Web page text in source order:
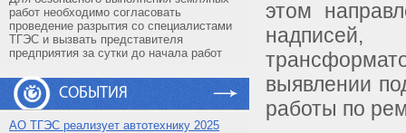
работ необходимо согласовать
проведение разрытия со специалистами
ТГЭС и вызвать представителя
предприятия за сутки до начала работ
СОБЫТИЯ
АO ТГЭС реализует автотехнику 2025
этом
выявлении
работы по